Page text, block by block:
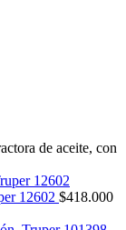
de aceite, con
12602 $418.000